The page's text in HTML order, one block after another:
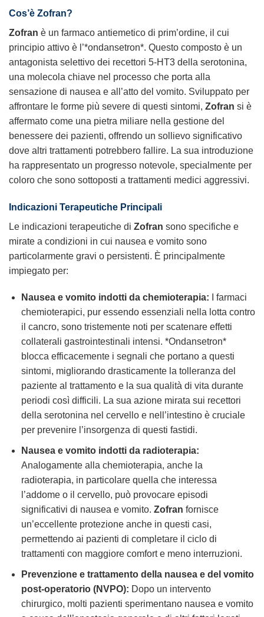
Cos’è Zofran?
Zofran è un farmaco antiemetico di prim’ordine, il cui
principio attivo è l’*ondansetron*. Questo composto è un
antagonista selettivo dei recettori 5-HT3 della serotonina,
una molecola chiave nel processo che porta alla
sensazione di nausea e all’atto del vomito. Sviluppato per
affrontare le forme più severe di questi sintomi, Zofran si è
affermato come una pietra miliare nella gestione del
benessere dei pazienti, offrendo un sollievo significativo
dove altri trattamenti potrebbero fallire. La sua introduzione
ha rappresentato un progresso notevole, specialmente per
coloro che sono sottoposti a trattamenti medici aggressivi.
Indicazioni Terapeutiche Principali
Le indicazioni terapeutiche di Zofran sono specifiche e
mirate a condizioni in cui nausea e vomito sono
particolarmente gravi o persistenti. È principalmente
impiegato per:
Nausea e vomito indotti da chemioterapia: I farmaci
chemioterapici, pur essendo essenziali nella lotta contro
il cancro, sono tristemente noti per scatenare effetti
collaterali gastrointestinali intensi. *Ondansetron*
blocca efficacemente i segnali che portano a questi
sintomi, migliorando drasticamente la tolleranza del
paziente al trattamento e la sua qualità di vita durante
periodi così difficili. La sua azione mirata sui recettori
della serotonina nel cervello e nell’intestino è cruciale
per prevenire l’insorgenza di questi fastidi.
Nausea e vomito indotti da radioterapia:
Analogamente alla chemioterapia, anche la
radioterapia, in particolare quella che interessa
l’addome o il cervello, può provocare episodi
significativi di nausea e vomito. Zofran fornisce
un’eccellente protezione anche in questi casi,
permettendo ai pazienti di completare il ciclo di
trattamenti con maggiore comfort e meno interruzioni.
Prevenzione e trattamento della nausea e del vomito
post-operatorio (NVPO): Dopo un intervento
chirurgico, molti pazienti sperimentano nausea e vomito